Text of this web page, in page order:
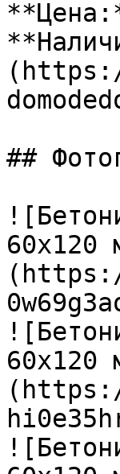
##
60х120
60х120